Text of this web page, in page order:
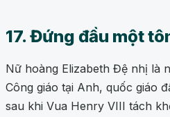
17. Đứng đầu một
Nữ hoàng Elizabeth Đệ nhị là
Công giáo tại Anh, quốc giáo
sau khi Vua Henry VIII tách